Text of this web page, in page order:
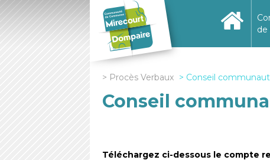
de
Procès Verbaux Conseil
Conseil
Téléchargez ci-dessous le compte